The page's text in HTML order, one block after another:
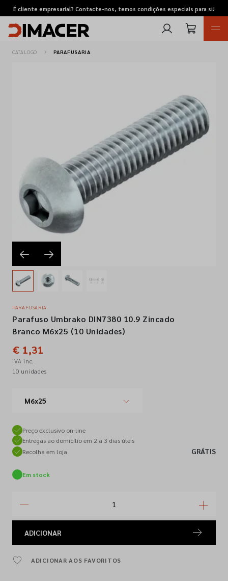
É cliente empresarial? Contacte-nos, temos condições especiais para si!
Pedidos de cotação
Marcas
Favoritos
Empresa
Contactos
Siga-nos nas redes sociais
CATÁLOGO PARAFUSARIA
PARAFUSARIA
Parafuso Umbrako DIN7380 10.9 Zincado
Branco M6x25 (10 Unidades)
€ 1,31
IVA inc.
10 unidades
M6x25
Preço exclusivo on-line
Entregas ao domicílio em 2 a 3 dias úteis
Recolha em loja
GRÁTIS
Em stock
ADICIONAR
ADICIONAR AOS FAVORITOS